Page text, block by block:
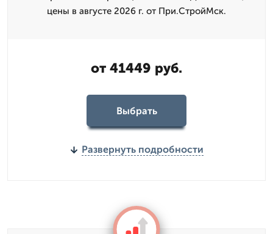
цены в августе 2026 г. от При.СтройМск.
от 41449 руб.
Выбрать
Развернуть подробности